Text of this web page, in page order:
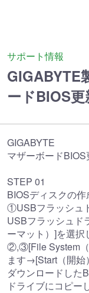
サポート情報
GIGABYTE
ードBIOS
GIGABYTE
マザーボード
STEP 01
BIOSディスクの作
①USBフラッシュ
USBフラッシュド
ーマット）]を選択
②,③[File System（
ます→[Start（開始
ダウンロードした
ドライブにコピー